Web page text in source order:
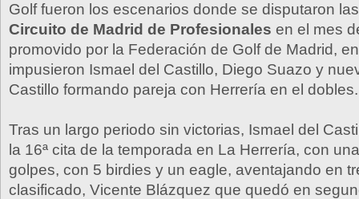
Golf fueron los escenarios donde se disputaron
Circuito de Madrid de Profesionales en el mes
promovido por la Federación de Golf de Madrid,
impusieron Ismael del Castillo, Diego Suazo y
Castillo formando pareja con Herrería en el dobles.
Tras un largo periodo sin victorias, Ismael del
la 16ª cita de la temporada en La Herrería, con
golpes, con 5 birdies y un eagle, aventajando en
clasificado, Vicente Blázquez que quedó en